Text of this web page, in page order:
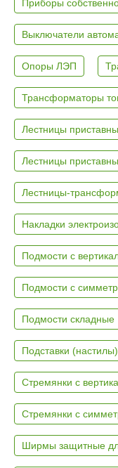
Приборы
Выключатели
Опоры ЛЭП
Трансформаторы
Лестницы
Лестницы
Лестницы-
Накладки
Подмости с
Подмости с
Подмости складные
Подставки
Стремянки с
Стремянки с
Ширмы защитные